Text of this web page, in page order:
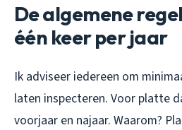
De algemene
één keer per jaar
Ik adviseer iedereen om
laten inspecteren. Voor platte
voorjaar en najaar. Waarom?